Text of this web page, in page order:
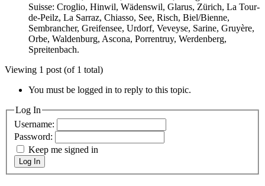
Suisse: Croglio, Hinwil, Wädenswil, Glarus, Zürich, La Tour-
de-Peilz, La Sarraz, Chiasso, See, Risch, Biel/Bienne,
Sembrancher, Greifensee, Urdorf, Veveyse, Sarine, Gruyère,
Orbe, Waldenburg, Ascona, Porrentruy, Werdenberg,
Spreitenbach.
Viewing 1 post (of 1 total)
You must be logged in to reply to this topic.
Log In
Username:
Password:
Keep me signed in
Log In